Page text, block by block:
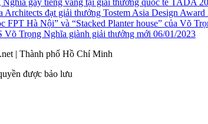
Architects đạt giải thưởng Tostem Asia Design Award
FPT Hà Nội” và “Stacked Planter house” của Võ
Võ Trọng Nghĩa giành giải thưởng mới 06/01/2023
| Thành phố Hồ Chí Minh
được bảo lưu